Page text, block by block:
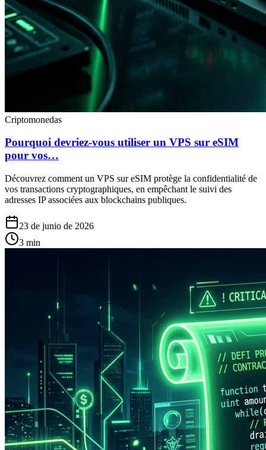
Criptomonedas
Pourquoi devriez-vous utiliser un VPS sur eSIM
pour vos…
Découvrez comment un VPS sur eSIM protège la confidentialité de
vos transactions cryptographiques, en empêchant le suivi des
adresses IP associées aux blockchains publiques.
23 de junio de 2026
3 min